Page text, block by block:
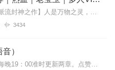
内容简介【黑暗文反派流封神之作】人是万物之灵，蛊是天地真精。一个穿越者不断重生的故事。一个养蛊、炼蛊、用蛊的奇特世界。配音组（男角色）老宝玉旁白...
3434
）
绝世唐门同人小说。每晚19：00准时更新两章。点赞评论多的话，会多更。小萝莉霍挂，貌似单女主，介意者绕道。谁说先天魂力低就不能成为强者？谁说光系武魂就注定成为...